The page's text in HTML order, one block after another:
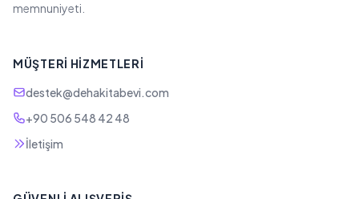
memnuniyeti.
MÜŞTERI HIZMETLERI
destek@dehakitabevi.com
+90 506 548 42 48
İletişim